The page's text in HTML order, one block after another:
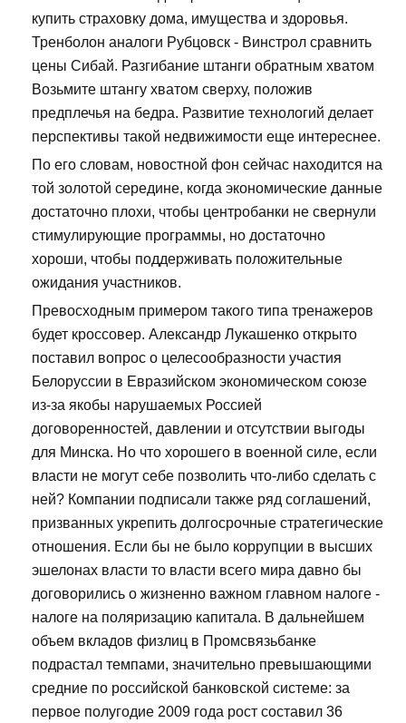
купить страховку дома, имущества и здоровья.
Тренболон аналоги Рубцовск - Винстрол сравнить
цены Сибай. Разгибание штанги обратным хватом
Возьмите штангу хватом сверху, положив
предплечья на бедра. Развитие технологий делает
перспективы такой недвижимости еще интереснее.
По его словам, новостной фон сейчас находится на
той золотой середине, когда экономические данные
достаточно плохи, чтобы центробанки не свернули
стимулирующие программы, но достаточно
хороши, чтобы поддерживать положительные
ожидания участников.
Превосходным примером такого типа тренажеров
будет кроссовер. Александр Лукашенко открыто
поставил вопрос о целесообразности участия
Белоруссии в Евразийском экономическом союзе
из-за якобы нарушаемых Россией
договоренностей, давлении и отсутствии выгоды
для Минска. Но что хорошего в военной силе, если
власти не могут себе позволить что-либо сделать с
ней? Компании подписали также ряд соглашений,
призванных укрепить долгосрочные стратегические
отношения. Если бы не было коррупции в высших
эшелонах власти то власти всего мира давно бы
договорились о жизненно важном главном налоге -
налоге на поляризацию капитала. В дальнейшем
объем вкладов физлиц в Промсвязьбанке
подрастал темпами, значительно превышающими
средние по российской банковской системе: за
первое полугодие 2009 года рост составил 36